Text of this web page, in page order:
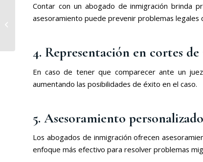
Contar con un abogado de inmigración brinda
asesoramiento puede prevenir problemas
4. Representación en cortes
En caso de tener que comparecer ante un
aumentando las posibilidades de éxito en el caso.
5. Asesoramiento personalizado
Los abogados de inmigración ofrecen
enfoque más efectivo para resolver problemas
Experto en derecho